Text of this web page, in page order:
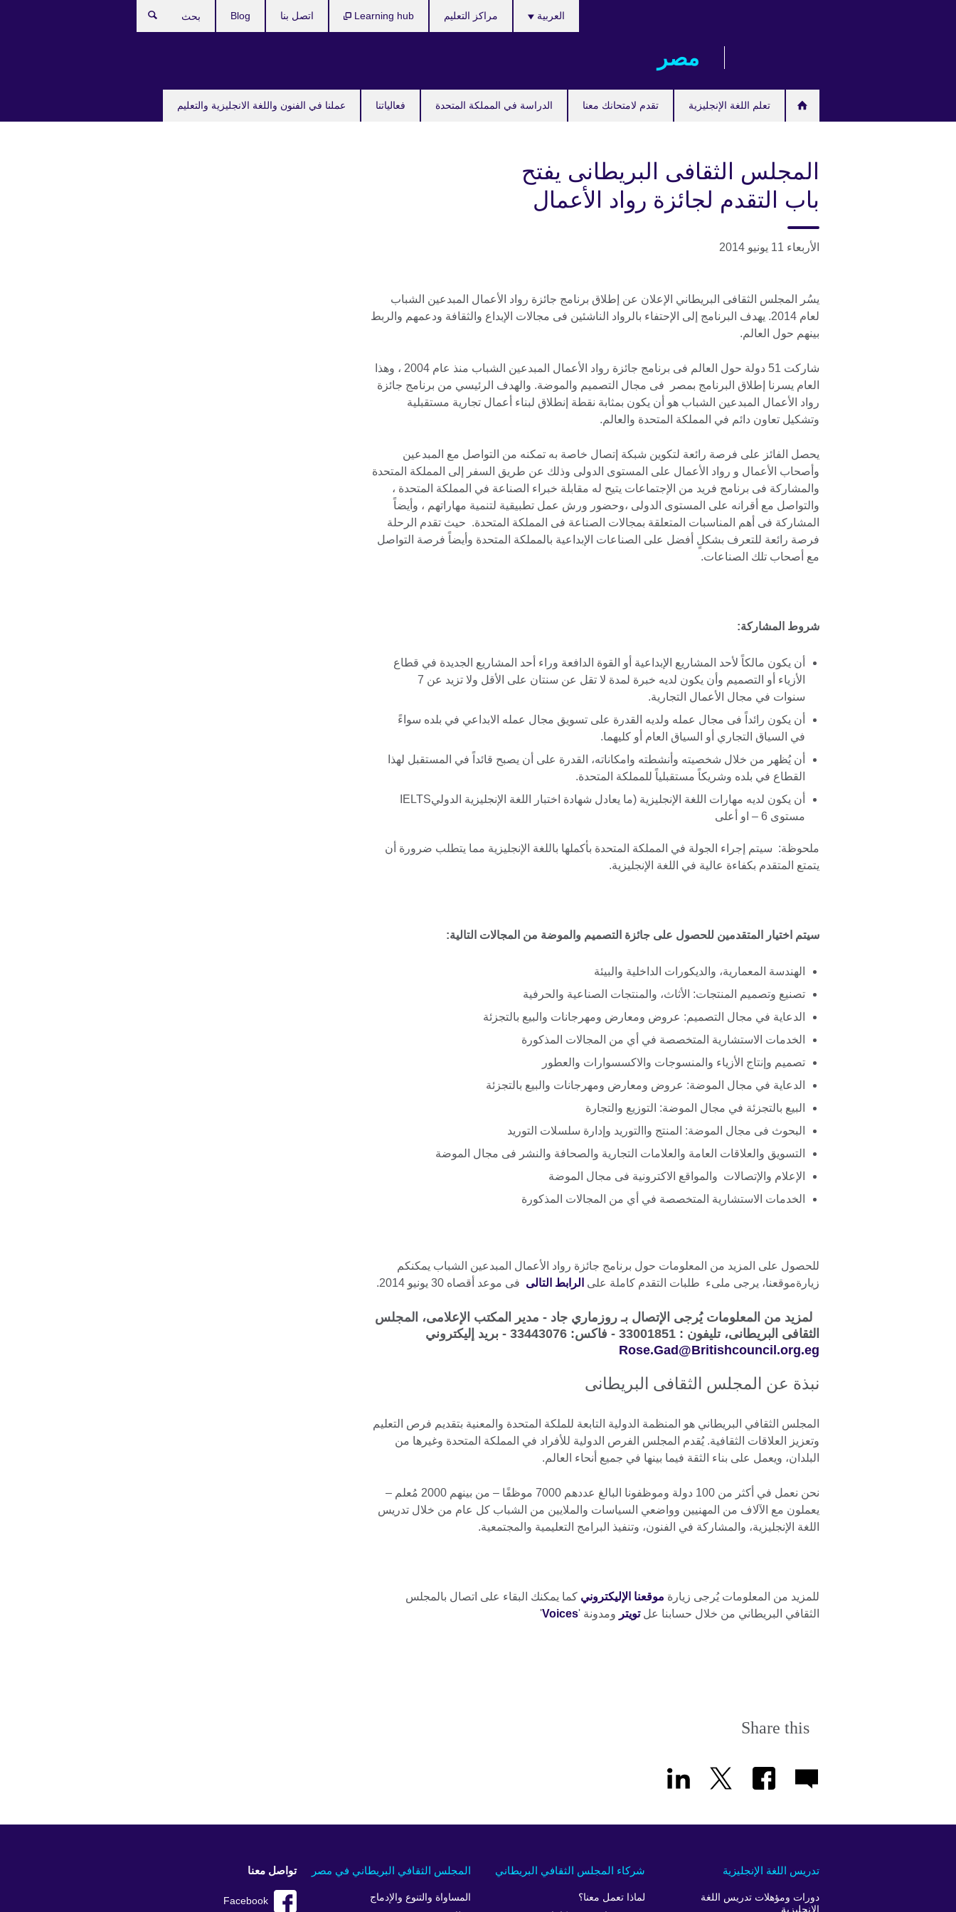
مصر‎
تعلم اللغة الإنجليزية تقدم لامتحانك معنا الدراسة في المملكة المتحدة فعالياتنا عملنا في الفنون واللغة الانجليزية والتعليم
العربية مراكز التعليم Learning hub اتصل بنا Blog
المجلس الثقافى البريطانى يفتح
باب التقدم لجائزة رواد الأعمال
الأربعاء 11 يونيو 2014
يسُر المجلس الثقافى البريطاني الإعلان عن إطلاق برنامج جائزة رواد الأعمال المبدعين الشباب
لعام 2014. يهدف البرنامج إلى الإحتفاء بالرواد الناشئين فى مجالات الإبداع والثقافة ودعمهم والربط
بينهم حول العالم.
شاركت 51 دولة حول العالم فى برنامج جائزة رواد الأعمال المبدعين الشباب منذ عام 2004 ، وهذا
العام يسرنا إطلاق البرنامج بمصر فى مجال التصميم والموضة. والهدف الرئيسي من برنامج جائزة
رواد الأعمال المبدعين الشباب هو أن يكون بمثابة نقطة إنطلاق لبناء أعمال تجارية مستقبلية
وتشكيل تعاون دائم في المملكة المتحدة والعالم.
يحصل الفائز على فرصة رائعة لتكوين شبكة إتصال خاصة به تمكنه من التواصل مع المبدعين
وأصحاب الأعمال و رواد الأعمال على المستوى الدولى وذلك عن طريق السفر إلى المملكة المتحدة
والمشاركة فى برنامج فريد من الإجتماعات يتيح له مقابلة خبراء الصناعة في المملكة المتحدة ،
والتواصل مع أقرانه على المستوى الدولى ،وحضور ورش عمل تطبيقية لتنمية مهاراتهم ، وأيضاً
المشاركة فى أهم المناسبات المتعلقة بمجالات الصناعة فى المملكة المتحدة. حيث تقدم الرحلة
فرصة رائعة للتعرف بشكلٍ أفضل على الصناعات الإبداعية بالمملكة المتحدة وأيضاً فرصة التواصل
مع أصحاب تلك الصناعات.
شروط المشاركة:
أن يكون مالكاً لأحد المشاريع الإبداعية أو القوة الدافعة وراء أحد المشاريع الجديدة في قطاع
الأزياء أو التصميم وأن يكون لديه خبرة لمدة لا تقل عن سنتان على الأقل ولا تزيد عن 7
سنوات في مجال الأعمال التجارية.
أن يكون رائداً فى مجال عمله ولديه القدرة على تسويق مجال عمله الابداعي في بلده سواءً
في السياق التجاري أو السياق العام أو كليهما.
أن يُظهر من خلال شخصيته وأنشطته وامكاناته، القدرة على أن يصبح قائداً في المستقبل لهذا
القطاع في بلده وشريكاً مستقبلياً للمملكة المتحدة.
أن يكون لديه مهارات اللغة الإنجليزية (ما يعادل شهادة اختبار اللغة الإنجليزية الدوليIELTS
مستوى 6 – او أعلى
ملحوظة: سيتم إجراء الجولة في المملكة المتحدة بأكملها باللغة الإنجليزية مما يتطلب ضرورة أن
يتمتع المتقدم بكفاءة عالية في اللغة الإنجليزية.
سيتم اختيار المتقدمين للحصول على جائزة التصميم والموضة من المجالات التالية:
الهندسة المعمارية، والديكورات الداخلية والبيئة
تصنيع وتصميم المنتجات: الأثاث، والمنتجات الصناعية والحرفية
الدعاية في مجال التصميم: عروض ومعارض ومهرجانات والبيع بالتجزئة
الخدمات الاستشارية المتخصصة في أي من المجالات المذكورة
تصميم وإنتاج الأزياء والمنسوجات والاكسسوارات والعطور
الدعاية في مجال الموضة: عروض ومعارض ومهرجانات والبيع بالتجزئة
البيع بالتجزئة في مجال الموضة: التوزيع والتجارة
البحوث فى مجال الموضة: المنتج واالتوريد وإدارة سلسلات التوريد
التسويق والعلاقات العامة والعلامات التجارية والصحافة والنشر فى مجال الموضة
الإعلام والإتصالات والمواقع الاكترونية فى مجال الموضة
الخدمات الاستشارية المتخصصة في أي من المجالات المذكورة
للحصول على المزيد من المعلومات حول برنامج جائزة رواد الأعمال المبدعين الشباب يمكنكم
زيارةموقعنا، يرجى ملىء طلبات التقدم كاملة على الرابط التالى فى موعد أقصاه 30 يونيو 2014.
لمزيد من المعلومات يُرجى الإتصال بـ روزماري جاد - مدير المكتب الإعلامى، المجلس
الثقافى البريطانى، تليفون : 33001851 - فاكس: 33443076 - بريد إليكتروني
Rose.Gad@Britishcouncil.org.eg
نبذة عن المجلس الثقافى البريطانى
المجلس الثقافي البريطاني هو المنظمة الدولية التابعة للملكة المتحدة والمعنية بتقديم فرص التعليم
وتعزيز العلاقات الثقافية. يُقدم المجلس الفرص الدولية للأفراد في المملكة المتحدة وغيرها من
البلدان، ويعمل على بناء الثقة فيما بينها في جميع أنحاء العالم.
نحن نعمل في أكثر من 100 دولة وموظفونا البالغ عددهم 7000 موظفًا – من بينهم 2000 مُعلم –
يعملون مع الآلاف من المهنيين وواضعي السياسات والملايين من الشباب كل عام من خلال تدريس
اللغة الإنجليزية، والمشاركة في الفنون، وتنفيذ البرامج التعليمية والمجتمعية.
للمزيد من المعلومات يُرجى زيارة موقعنا الإليكتروني كما يمكنك البقاء على اتصال بالمجلس
الثقافي البريطاني من خلال حسابنا علتويتر ومدونة 'Voices
'
Share this
المجلس الثقافي البريطاني في مصر
المساواة والتنوع والإدماج
شركاء المجلس الثقافي البريطاني
لماذا تعمل معنا؟
تدريس اللغة الإنجليزية
دورات ومؤهلات تدريس اللغة
الإنجليزية
تواصل معنا
Facebook